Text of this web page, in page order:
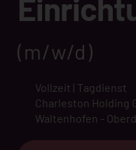
(m/w/d)
Vollzeit | Tagdienst
Charleston Holding
Waltenhofen -